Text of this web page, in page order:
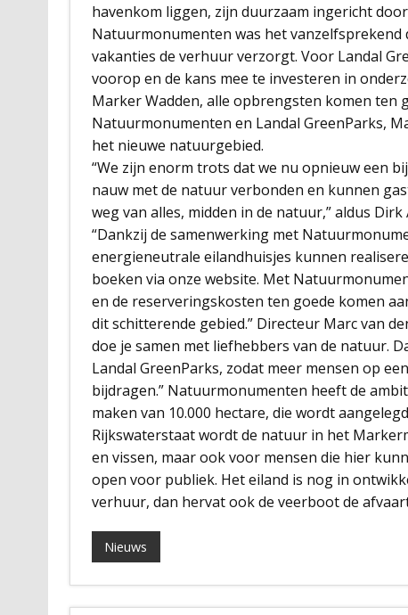
havenkom liggen, zijn duurzaam ingericht
Natuurmonumenten was het
vakanties de verhuur verzorgt. Voor Landal
voorop en de kans mee te investeren in
Marker Wadden, alle opbrengsten komen ten
Natuurmonumenten en Landal GreenParks,
het nieuwe natuurgebied.
“We zijn enorm trots dat we nu opnieuw een
nauw met de natuur verbonden en kunnen
weg van alles, midden in de natuur,” aldus
“Dankzij de samenwerking met
energieneutrale eilandhuisjes kunnen
boeken via onze website. Met
en de reserveringskosten ten goede komen
dit schitterende gebied.” Directeur Marc van
doe je samen met liefhebbers van de natuur.
Landal GreenParks, zodat meer mensen op
bijdragen.” Natuurmonumenten heeft de
maken van 10.000 hectare, die wordt
Rijkswaterstaat wordt de natuur in het
en vissen, maar ook voor mensen die hier
open voor publiek. Het eiland is nog in
verhuur, dan hervat ook de veerboot de
Nieuws